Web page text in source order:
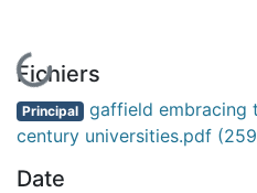
En cours de chargement...
Fichiers
Principal gaffield embracing
century universities.pdf
Date